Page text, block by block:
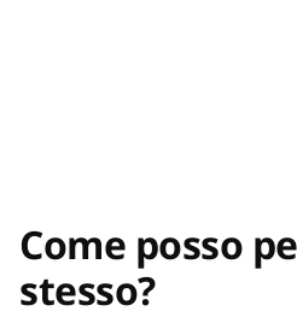
Come posso
stesso?